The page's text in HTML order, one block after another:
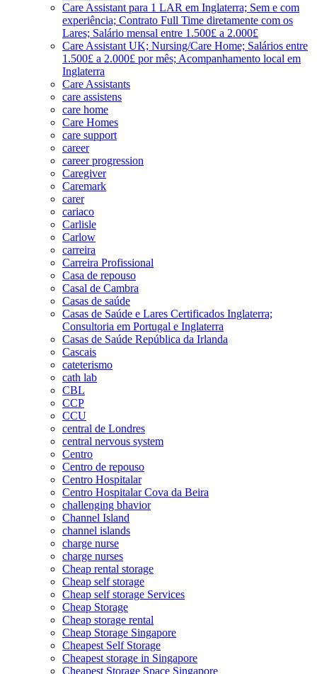
Care Assistant para 1 LAR em Inglaterra; Sem e com
experiência; Contrato Full Time diretamente com os
Lares; Salário mensal entre 1.500£ a 2.000£
Care Assistant UK; Nursing/Care Home; Salários entre
1.500£ a 2.000£ por mês; Acompanhamento local em
Inglaterra
Care Assistants
care assistens
care home
Care Homes
care support
career
career progression
Caregiver
Caremark
carer
cariaco
Carlisle
Carlow
carreira
Carreira Profissional
Casa de repouso
Casal de Cambra
Casas de saúde
Casas de Saúde e Lares Certificados Inglaterra;
Consultoria em Portugal e Inglaterra
Casas de Saúde República da Irlanda
Cascais
cateterismo
cath lab
CBL
CCP
CCU
central de Londres
central nervous system
Centro
Centro de repouso
Centro Hospitalar
Centro Hospitalar Cova da Beira
challenging bhavior
Channel Island
channel islands
charge nurse
charge nurses
Cheap rental storage
Cheap self storage
Cheap self storage Services
Cheap Storage
Cheap storage rental
Cheap Storage Singapore
Cheapest Self Storage
Cheapest storage in Singapore
Cheapest Storage Space Singapore